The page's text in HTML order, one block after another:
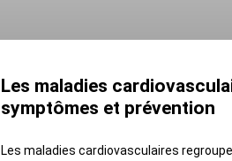
Les maladies
symptômes et prévention
Les maladies cardiovasculaires